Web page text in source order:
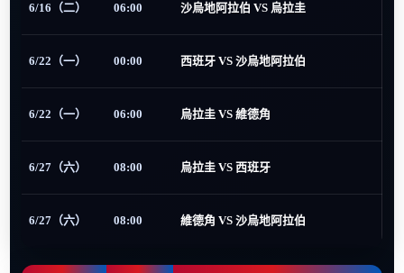
6/16（二） 06:00 沙烏地阿拉伯 VS 烏拉圭
6/22（一） 00:00 西班牙 VS 沙烏地阿拉伯
6/22（一） 06:00 烏拉圭 VS 維德角
6/27（六） 08:00 烏拉圭 VS 西班牙
6/27（六） 08:00 維德角 VS 沙烏地阿拉伯